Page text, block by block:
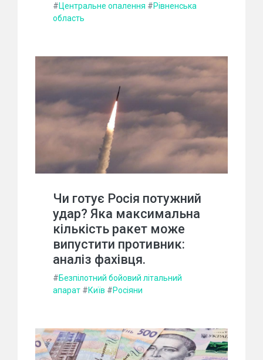
#Центральне опалення #Рівненська
область
Чи готує Росія потужний
удар? Яка максимальна
кількість ракет може
випустити противник:
аналіз фахівця.
#Безпілотний бойовий літальний
апарат #Київ #Росіяни